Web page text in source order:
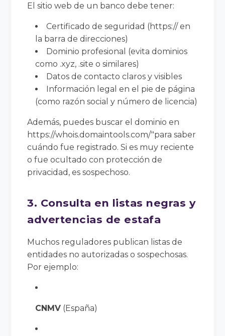
El sitio web de un banco debe tener:
Certificado de seguridad (https:// en
la barra de direcciones)
Dominio profesional (evita dominios
como .xyz, .site o similares)
Datos de contacto claros y visibles
Información legal en el pie de página
(como razón social y número de licencia)
Además, puedes buscar el dominio en
https://whois.domaintools.com/"para saber
cuándo fue registrado. Si es muy reciente
o fue ocultado con protección de
privacidad, es sospechoso.
3. Consulta en listas negras y
advertencias de estafa
Muchos reguladores publican listas de
entidades no autorizadas o sospechosas.
Por ejemplo:
CNMV (España)